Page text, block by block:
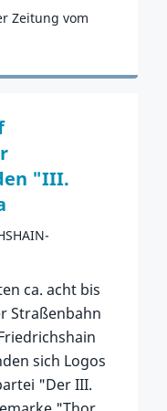
Zeitung vom
"III.
ca. acht bis
Straßenbahn
sich Logos
"Der III.